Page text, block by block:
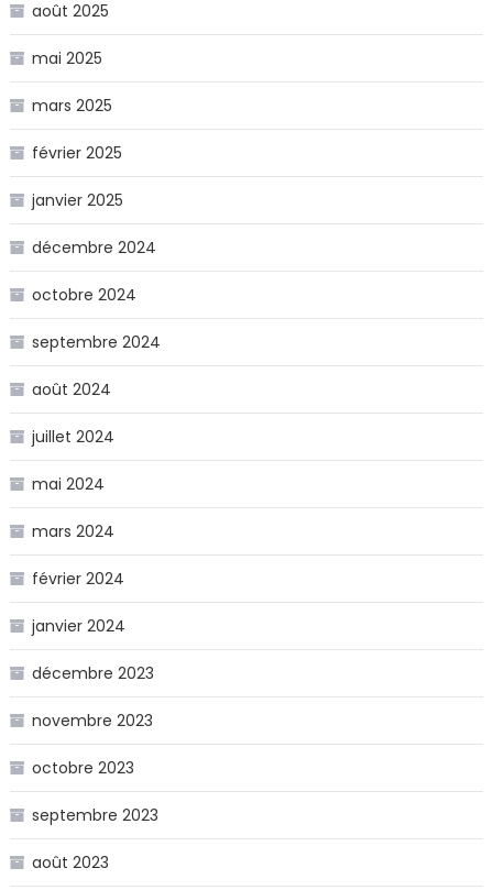
août 2025
mai 2025
mars 2025
février 2025
janvier 2025
décembre 2024
octobre 2024
septembre 2024
août 2024
juillet 2024
mai 2024
mars 2024
février 2024
janvier 2024
décembre 2023
novembre 2023
octobre 2023
septembre 2023
août 2023